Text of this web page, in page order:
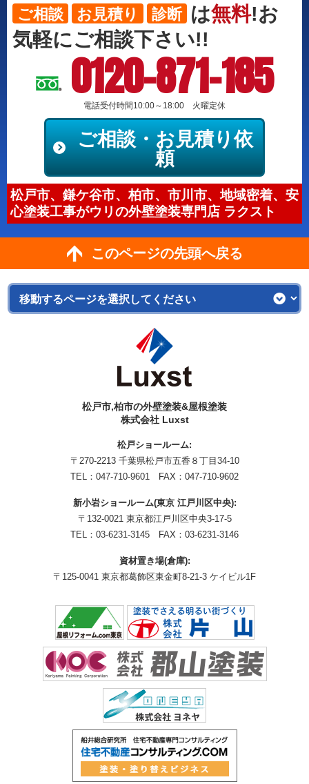
ご相談 お見積り 診断 は無料!お
気軽にご相談下さい!!
0120-871-185
電話受付時間10:00～18:00 火曜定休
ご相談・お見積り依
頼
松戸市、鎌ケ谷市、柏市、市川市、地域密着、安
心塗装工事がウリの外壁塗装専門店 ラクスト
このページの先頭へ戻る
松戸市,柏市の外壁塗装&屋根塗装
株式会社 Luxst
松戸ショールーム:
〒270-2213 千葉県松戸市五香８丁目34-10
TEL： 047-710-9601 FAX：047-710-9602
新小岩ショールーム(東京 江戸川区中央):
〒132-0021 東京都江戸川区中央3-17-5
TEL： 03-6231-3145 FAX：03-6231-3146
資材置き場(倉庫):
〒125-0041 東京都葛飾区東金町8-21-3 ケイビル1F